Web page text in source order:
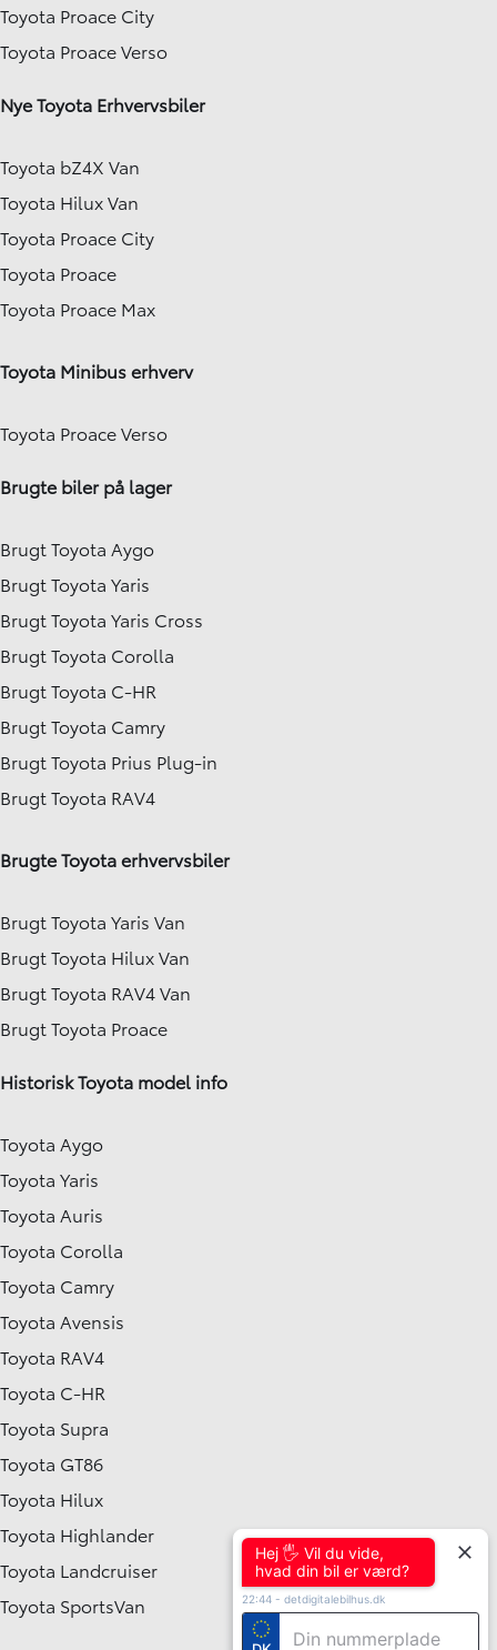
Toyota Proace City
Toyota Proace Verso
Nye Toyota Erhvervsbiler
Toyota bZ4X Van
Toyota Hilux Van
Toyota Proace City
Toyota Proace
Toyota Proace Max
Toyota Minibus erhverv
Toyota Proace Verso
Brugte biler på lager
Brugt Toyota Aygo
Brugt Toyota Yaris
Brugt Toyota Yaris Cross
Brugt Toyota Corolla
Brugt Toyota C-HR
Brugt Toyota Camry
Brugt Toyota Prius Plug-in
Brugt Toyota RAV4
Brugte Toyota erhvervsbiler
Brugt Toyota Yaris Van
Brugt Toyota Hilux Van
Brugt Toyota RAV4 Van
Brugt Toyota Proace
Historisk Toyota model info
Toyota Aygo
Toyota Yaris
Toyota Auris
Toyota Corolla
Toyota Camry
Toyota Avensis
Toyota RAV4
Toyota C-HR
Toyota Supra
Toyota GT86
Toyota Hilux
Toyota Highlander
Toyota Landcruiser
Toyota SportsVan
Hej 🖐 Vil du vide,
hvad din bil er værd?
22:44 - detdigitalebilhus.dk